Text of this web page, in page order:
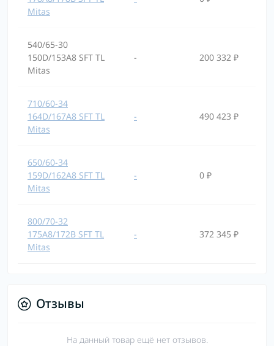
Mitas
540/65-30
150D/153A8 SFT TL
Mitas
- 200 332 ₽
710/60-34
164D/167A8 SFT TL
Mitas
- 490 423 ₽
650/60-34
159D/162A8 SFT TL
Mitas
- 0 ₽
800/70-32
175A8/172B SFT TL
Mitas
- 372 345 ₽
Отзывы
На данный товар ещё нет отзывов.